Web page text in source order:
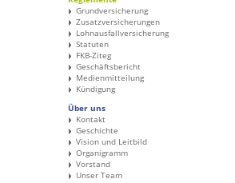
Grundversicherung
Zusatzversicherungen
Lohnausfallversicherung
Statuten
FKB-Ziteg
Geschäftsbericht
Medienmitteilung
Kündigung
Über uns
Kontakt
Geschichte
Vision und Leitbild
Organigramm
Vorstand
Unser Team